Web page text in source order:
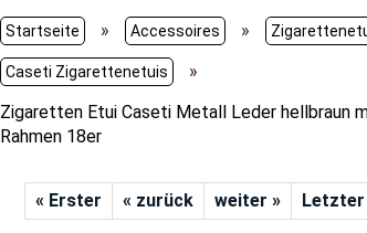
Startseite » Accessoires »
Caseti Zigarettenetuis
»
Zigaretten Etui Caseti Metall Leder hellbraun
Rahmen 18er
« Erster « zurück weiter » Letzter